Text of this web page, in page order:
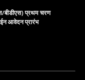
बीडीएस) प्रथम चरण
आवेदन प्रारंभ